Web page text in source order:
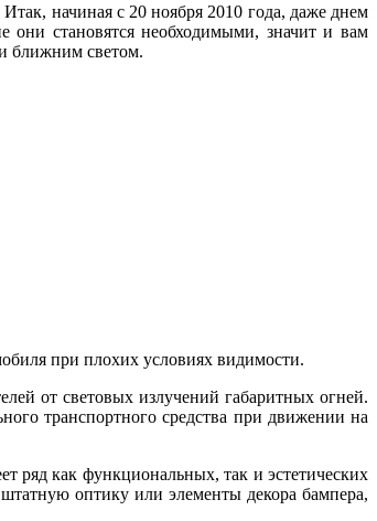
начиная с 20 ноября 2010 года, даже днем
они становятся необходимыми, значит и вам
ближним светом.
при плохих условиях видимости.
от световых излучений габаритных огней.
транспортного средства при движении на
ряд как функциональных, так и эстетических
оптику или элементы декора бампера,